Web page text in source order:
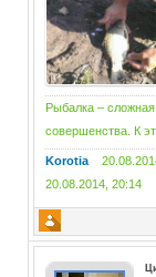
Рыбалка –
совершенства. К
Korotia
20.08.2014, 20:14